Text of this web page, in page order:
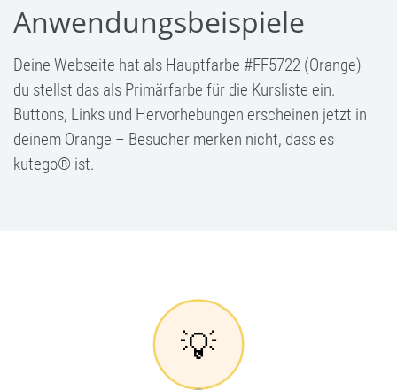
Anwendungsbeispiele
Deine Webseite hat als Hauptfarbe #FF5722 (Orange) –
du stellst das als Primärfarbe für die Kursliste ein.
Buttons, Links und Hervorhebungen erscheinen jetzt in
deinem Orange – Besucher merken nicht, dass es
kutego® ist.